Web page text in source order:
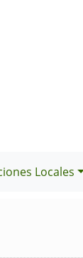
Locales